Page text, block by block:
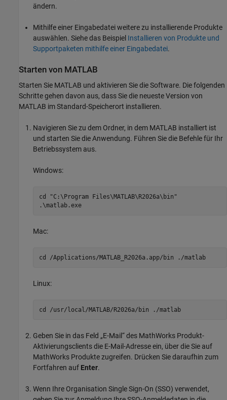
ändern.
Mithilfe einer Eingabedatei weitere zu installierende Produkte
auswählen. Siehe das Beispiel Installieren von Produkte und
Supportpaketen mithilfe einer Eingabedatei.
Starten von MATLAB
Starten Sie MATLAB und aktivieren Sie die Software. Die folgenden
Schritte gehen davon aus, dass Sie die neueste Version von
MATLAB im Standard-Speicherort installieren.
Navigieren Sie zu dem Ordner, in dem MATLAB installiert ist
und starten Sie die Anwendung. Führen Sie die Befehle für Ihr
Betriebssystem aus.
Windows:
cd "C:\Program Files\MATLAB\ R2026a\bin"
.\matlab.exe
Mac:
cd /Applications/MATLAB_ R2026a .app/bin ./matlab
Linux:
cd /usr/local/MATLAB/R2026a/bin ./matlab
Geben Sie in das Feld „E-Mail“ des MathWorks Produkt-
Aktivierungsclients die E-Mail-Adresse ein, über die Sie auf
MathWorks Produkte zugreifen. Drücken Sie daraufhin zum
Fortfahren auf Enter.
Wenn Ihre Organisation Single Sign-On (SSO) verwendet,